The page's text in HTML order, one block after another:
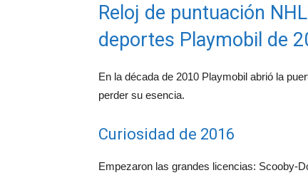
Reloj de puntuación
deportes Playmobil de
En la década de 2010 Playmobil abrió la
perder su esencia.
Curiosidad de 2016
Empezaron las grandes licencias: Scooby-